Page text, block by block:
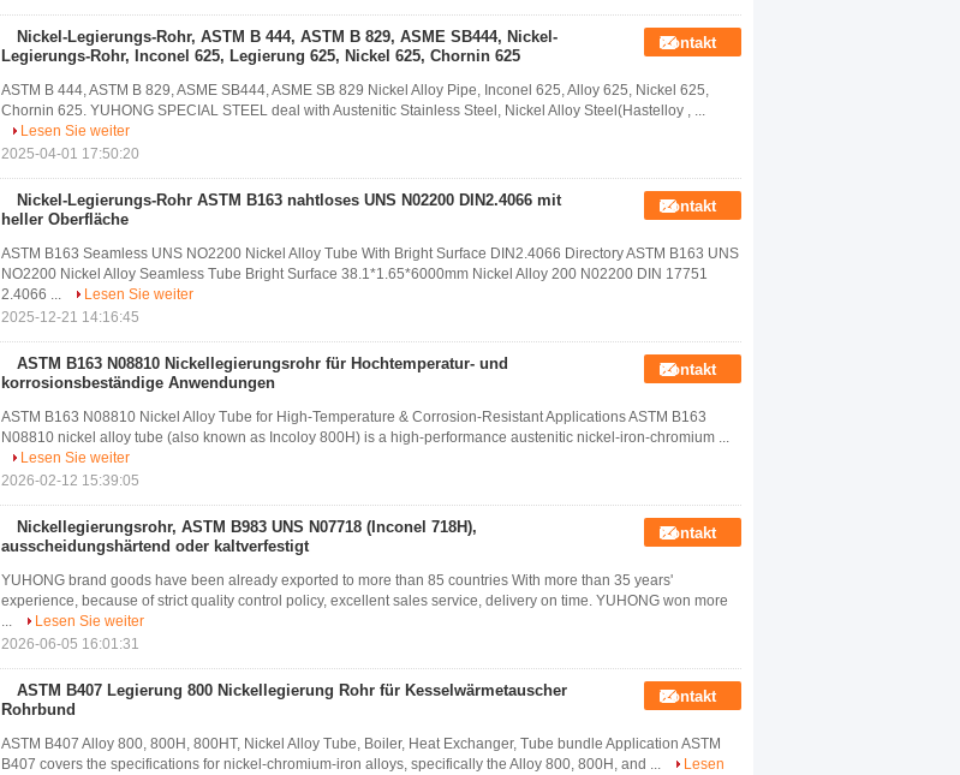
Nickel-Legierungs-Rohr, ASTM B 444, ASTM B 829, ASME SB444, Nickel-
Legierungs-Rohr, Inconel 625, Legierung 625, Nickel 625, Chornin 625
Kontakt
ASTM B 444, ASTM B 829, ASME SB444, ASME SB 829 Nickel Alloy Pipe, Inconel 625, Alloy 625, Nickel 625,
Chornin 625. YUHONG SPECIAL STEEL deal with Austenitic Stainless Steel, Nickel Alloy Steel(Hastelloy , ...
Lesen Sie weiter
2025-04-01 17:50:20
Nickel-Legierungs-Rohr ASTM B163 nahtloses UNS N02200 DIN2.4066 mit
heller Oberfläche
Kontakt
ASTM B163 Seamless UNS NO2200 Nickel Alloy Tube With Bright Surface DIN2.4066 Directory ASTM B163 UNS
NO2200 Nickel Alloy Seamless Tube Bright Surface 38.1*1.65*6000mm Nickel Alloy 200 N02200 DIN 17751
2.4066 ...
Lesen Sie weiter
2025-12-21 14:16:45
ASTM B163 N08810 Nickellegierungsrohr für Hochtemperatur- und
korrosionsbeständige Anwendungen
Kontakt
ASTM B163 N08810 Nickel Alloy Tube for High-Temperature & Corrosion-Resistant Applications ASTM B163
N08810 nickel alloy tube (also known as Incoloy 800H) is a high-performance austenitic nickel-iron-chromium ...
Lesen Sie weiter
2026-02-12 15:39:05
Nickellegierungsrohr, ASTM B983 UNS N07718 (Inconel 718H),
ausscheidungshärtend oder kaltverfestigt
Kontakt
YUHONG brand goods have been already exported to more than 85 countries With more than 35 years'
experience, because of strict quality control policy, excellent sales service, delivery on time. YUHONG won more
...
Lesen Sie weiter
2026-06-05 16:01:31
ASTM B407 Legierung 800 Nickellegierung Rohr für Kesselwärmetauscher
Rohrbund
Kontakt
ASTM B407 Alloy 800, 800H, 800HT, Nickel Alloy Tube, Boiler, Heat Exchanger, Tube bundle Application ASTM
B407 covers the specifications for nickel-chromium-iron alloys, specifically the Alloy 800, 800H, and ...
Lesen